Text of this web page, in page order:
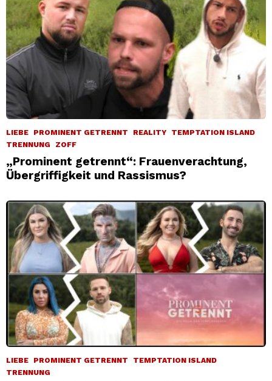
LIEBE PROMINENT GETRENNT REALITY
TEMPTATION ISLAND
TRENNUNG
ZOFF
„Prominent getrennt“: Frauenverachtung,
Übergriffigkeit und Rassismus?
LIEBE PROMINENT GETRENNT
TEMPTATION ISLAND
TRENNUNG